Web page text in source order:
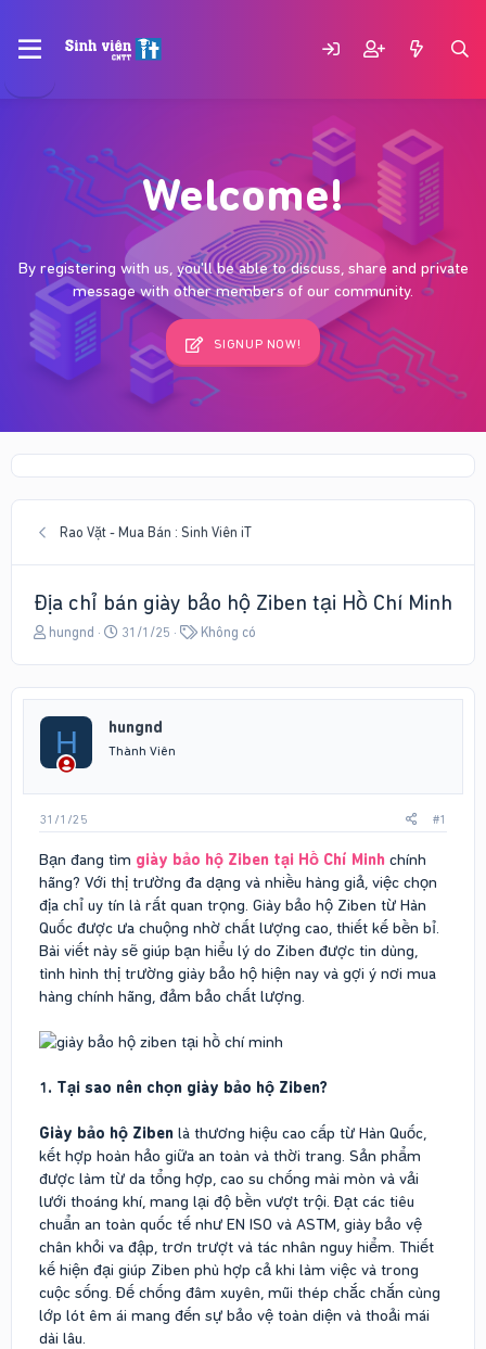
Welcome!
By registering with us, you'll be able to discuss, share and private
message with other members of our community.
SIGNUP NOW!
Rao Vặt - Mua Bán : Sinh Viên iT
Địa chỉ bán giày bảo hộ Ziben tại Hồ Chí Minh
T
e
t
t
r
hungnd
N
y
ử
i
31/1/25
T
h
Không có
H hungnd
Thành Viên
31/1/25 #1
Bạn đang tìm giày bảo hộ Ziben tại Hồ Chí Minh chính
hãng? Với thị trường đa dạng và nhiều hàng giả, việc chọn
địa chỉ uy tín là rất quan trọng. Giày bảo hộ Ziben từ Hàn
Quốc được ưa chuộng nhờ chất lượng cao, thiết kế bền bỉ.
Bài viết này sẽ giúp bạn hiểu lý do Ziben được tin dùng,
tình hình thị trường giày bảo hộ hiện nay và gợi ý nơi mua
hàng chính hãng, đảm bảo chất lượng.
1. Tại sao nên chọn giày bảo hộ Ziben?
Giày bảo hộ Ziben là thương hiệu cao cấp từ Hàn Quốc,
kết hợp hoàn hảo giữa an toàn và thời trang. Sản phẩm
được làm từ da tổng hợp, cao su chống mài mòn và vải
lưới thoáng khí, mang lại độ bền vượt trội. Đạt các tiêu
chuẩn an toàn quốc tế như EN ISO và ASTM, giày bảo vệ
chân khỏi va đập, trơn trượt và tác nhân nguy hiểm. Thiết
kế hiện đại giúp Ziben phù hợp cả khi làm việc và trong
cuộc sống. Đế chống đâm xuyên, mũi thép chắc chắn cùng
lớp lót êm ái mang đến sự bảo vệ toàn diện và thoải mái
dài lâu.